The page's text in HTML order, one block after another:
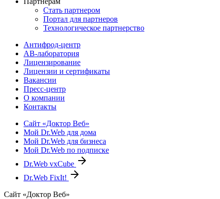
Стать партнером
Портал для партнеров
Технологическое партнерство
Антифрод-центр
АВ-лаборатория
Лицензирование
Лицензии и сертификаты
Вакансии
Пресс-центр
О компании
Контакты
Сайт «Доктор Веб»
Мой Dr.Web для дома
Мой Dr.Web для бизнеса
Мой Dr.Web по подписке
Dr.Web vxCube
Dr.Web FixIt!
Сайт «Доктор Веб»